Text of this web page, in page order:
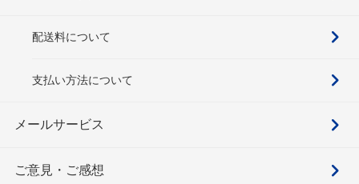
配送料について
支払い方法について
メールサービス
ご意見・ご感想